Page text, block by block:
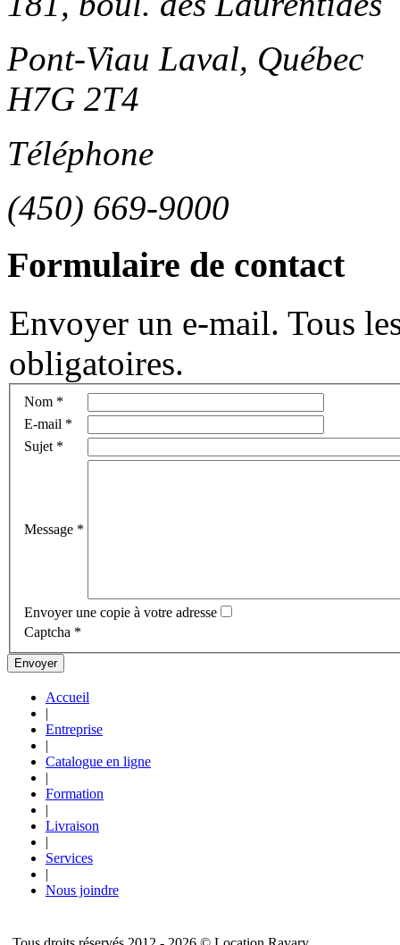
Pont-Viau Laval, Québec
H7G 2T4
Téléphone
(450) 669-9000
Formulaire de contact
Envoyer un e-mail. Tous
obligatoires.
Nom *
E-mail *
Sujet *
Message *
Envoyer une copie à votre adresse
Captcha *
Envoyer
Accueil
|
Entreprise
|
Catalogue en ligne
|
Formation
|
Livraison
|
Services
|
Nous joindre